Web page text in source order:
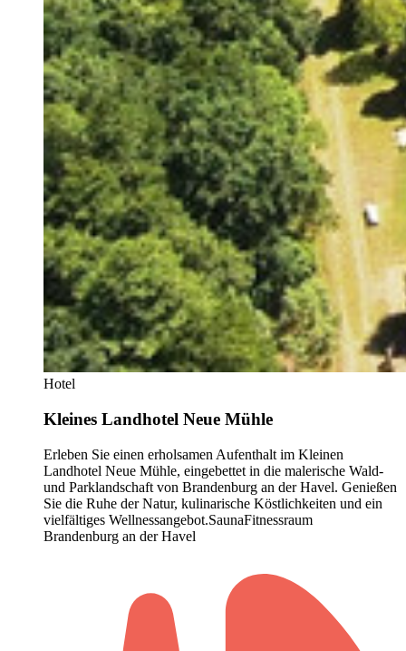
Hotel
Kleines Landhotel Neue Mühle
Erleben Sie einen erholsamen Aufenthalt im Kleinen
Landhotel Neue Mühle, eingebettet in die malerische Wald-
und Parklandschaft von Brandenburg an der Havel. Genießen
Sie die Ruhe der Natur, kulinarische Köstlichkeiten und ein
vielfältiges Wellnessangebot.SaunaFitnessraum
Brandenburg an der Havel